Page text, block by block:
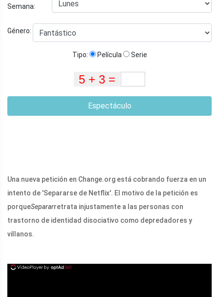
Semana:
Género:
Tipo: Película Serie
Espectáculo
Una nueva petición en Change.org está cobrando fuerza en un
intento de 'Separarse de Netflix'. El motivo de la petición es
porqueSepararretrata injustamente a las personas con
trastorno de identidad disociativo como depredadores y
villanos.